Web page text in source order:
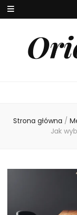
Strona główna /
Jak